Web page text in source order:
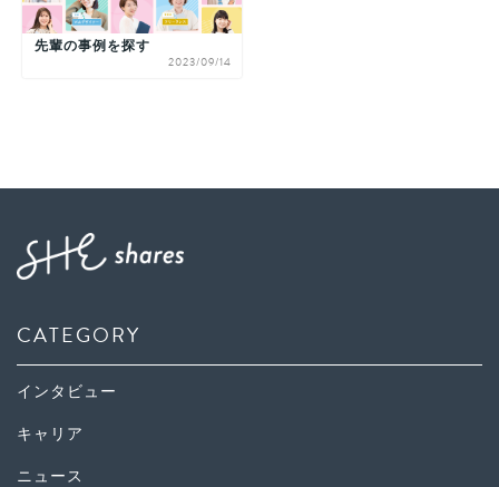
先輩の事例を探す
2023/09/14
CATEGORY
インタビュー
キャリア
ニュース